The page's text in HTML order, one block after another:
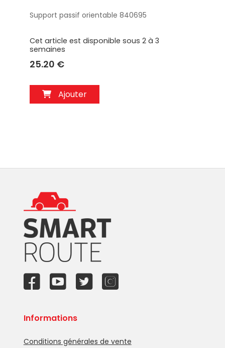
Aperçu
Support passif orientable 840695
Cet article est disponible sous 2 à 3
semaines
25.20 €
Ajouter
Informations
Conditions générales de vente